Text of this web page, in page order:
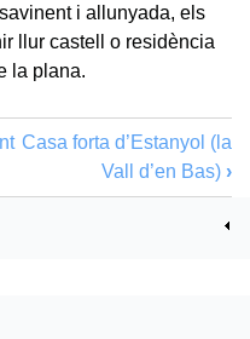
i allunyada, els
llur castell o residència
la plana.
Casa forta d’Estanyol (la
Vall d’en Bas) ›